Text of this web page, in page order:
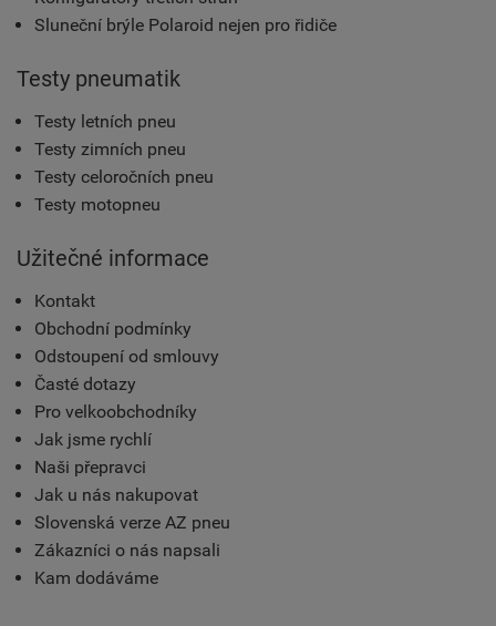
Sluneční brýle Polaroid nejen pro řidiče
Testy pneumatik
Testy letních pneu
Testy zimních pneu
Testy celoročních pneu
Testy motopneu
Užitečné informace
Kontakt
Obchodní podmínky
Odstoupení od smlouvy
Časté dotazy
Pro velkoobchodníky
Jak jsme rychlí
Naši přepravci
Jak u nás nakupovat
Slovenská verze AZ pneu
Zákazníci o nás napsali
Kam dodáváme